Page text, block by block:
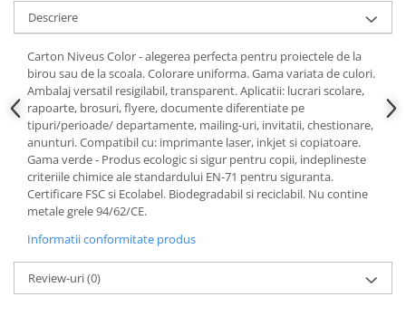
Registre si repertoare
Etichete adezive
Plicuri
Role pentru case de marcat
Tipizate
Notesuri adezive
Blocnotes-uri
Organizare si arhivare
Bibliorafturi
Indecsi
Descriere
Carton Niveus Color - alegerea perfecta pentru proiectele de la
birou sau de la scoala. Colorare uniforma. Gama variata de culori.
Ambalaj versatil resigilabil, transparent. Aplicatii: lucrari scolare,
rapoarte, brosuri, flyere, documente diferentiate pe
tipuri/perioade/ departamente, mailing-uri, invitatii, chestionare,
anunturi. Compatibil cu: imprimante laser, inkjet si copiatoare.
Gama verde - Produs ecologic si sigur pentru copii, indeplineste
criteriile chimice ale standardului EN-71 pentru siguranta.
Certificare FSC si Ecolabel. Biodegradabil si reciclabil. Nu contine
metale grele 94/62/CE.
Informatii conformitate produs
Review-uri(0)